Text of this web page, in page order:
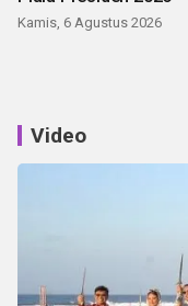
Kamis, 6 Agustus 2026
Video